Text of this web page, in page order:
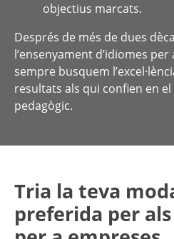
objectius marcats.
Després de més de dues
l’ensenyament d’idiomes
sempre busquem
resultats als qui confien en
pedagògic.
Tria la teva
preferida per